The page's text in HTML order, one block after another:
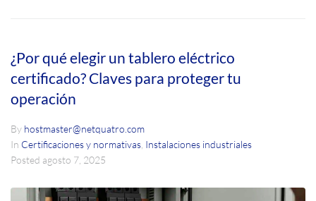
¿Por qué elegir un tablero eléctrico
certificado? Claves para proteger tu
operación
By hostmaster@netquatro.com
In Certificaciones y normativas Instalaciones industriales
Posted agosto 7, 2025